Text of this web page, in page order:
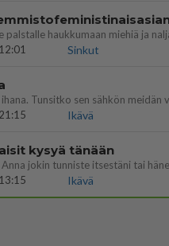
Sinkut
Tunsitko sen sähkön meidän
Ikävä
kysyä tänään
jokin tunniste itsestäni tai
Ikävä